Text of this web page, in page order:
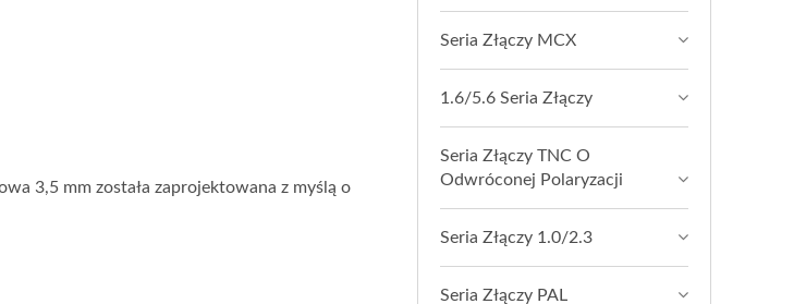
3,5 mm została zaprojektowana z myślą o
Seria Złączy MCX
1.6/5.6 Seria Złączy
Seria Złączy TNC O
Odwróconej Polaryzacji
Seria Złączy 1.0/2.3
Seria Złączy PAL